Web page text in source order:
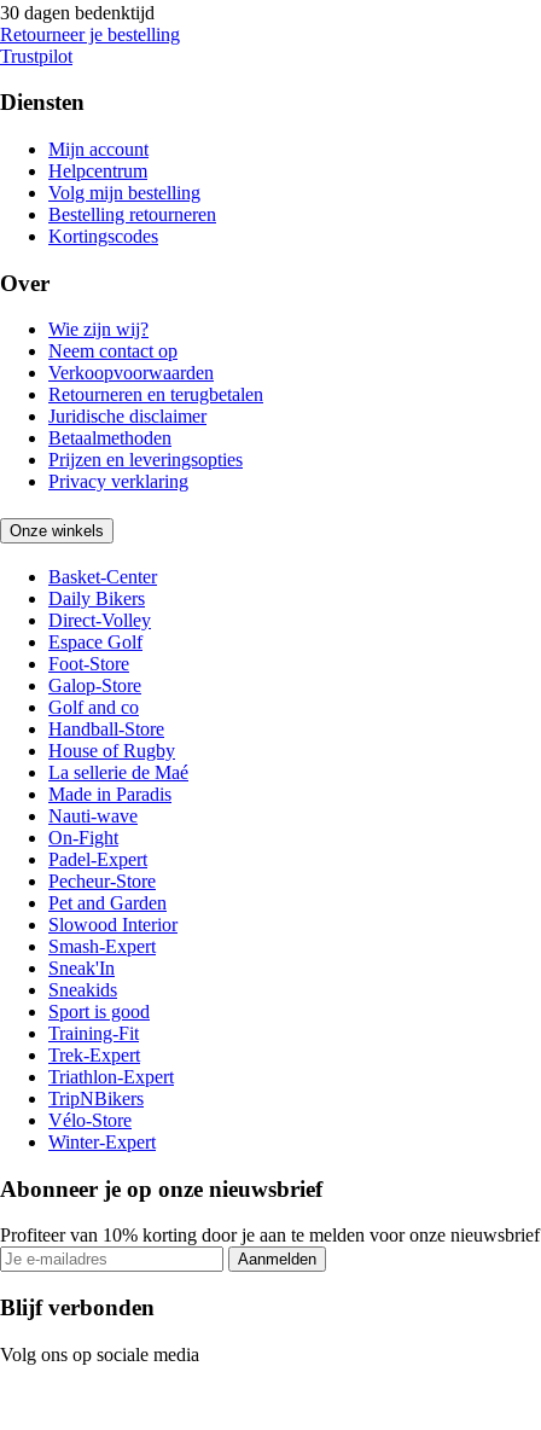
30 dagen bedenktijd
Retourneer je bestelling
Trustpilot
Diensten
Mijn account
Helpcentrum
Volg mijn bestelling
Bestelling retourneren
Kortingscodes
Over
Wie zijn wij?
Neem contact op
Verkoopvoorwaarden
Retourneren en terugbetalen
Juridische disclaimer
Betaalmethoden
Prijzen en leveringsopties
Privacy verklaring
Onze winkels
Basket-Center
Daily Bikers
Direct-Volley
Espace Golf
Foot-Store
Galop-Store
Golf and co
Handball-Store
House of Rugby
La sellerie de Maé
Made in Paradis
Nauti-wave
On-Fight
Padel-Expert
Pecheur-Store
Pet and Garden
Slowood Interior
Smash-Expert
Sneak'In
Sneakids
Sport is good
Training-Fit
Trek-Expert
Triathlon-Expert
TripNBikers
Vélo-Store
Winter-Expert
Abonneer je op onze nieuwsbrief
Profiteer van 10% korting door je aan te melden voor onze nieuwsbrief
Aanmelden
Blijf verbonden
Volg ons op sociale media